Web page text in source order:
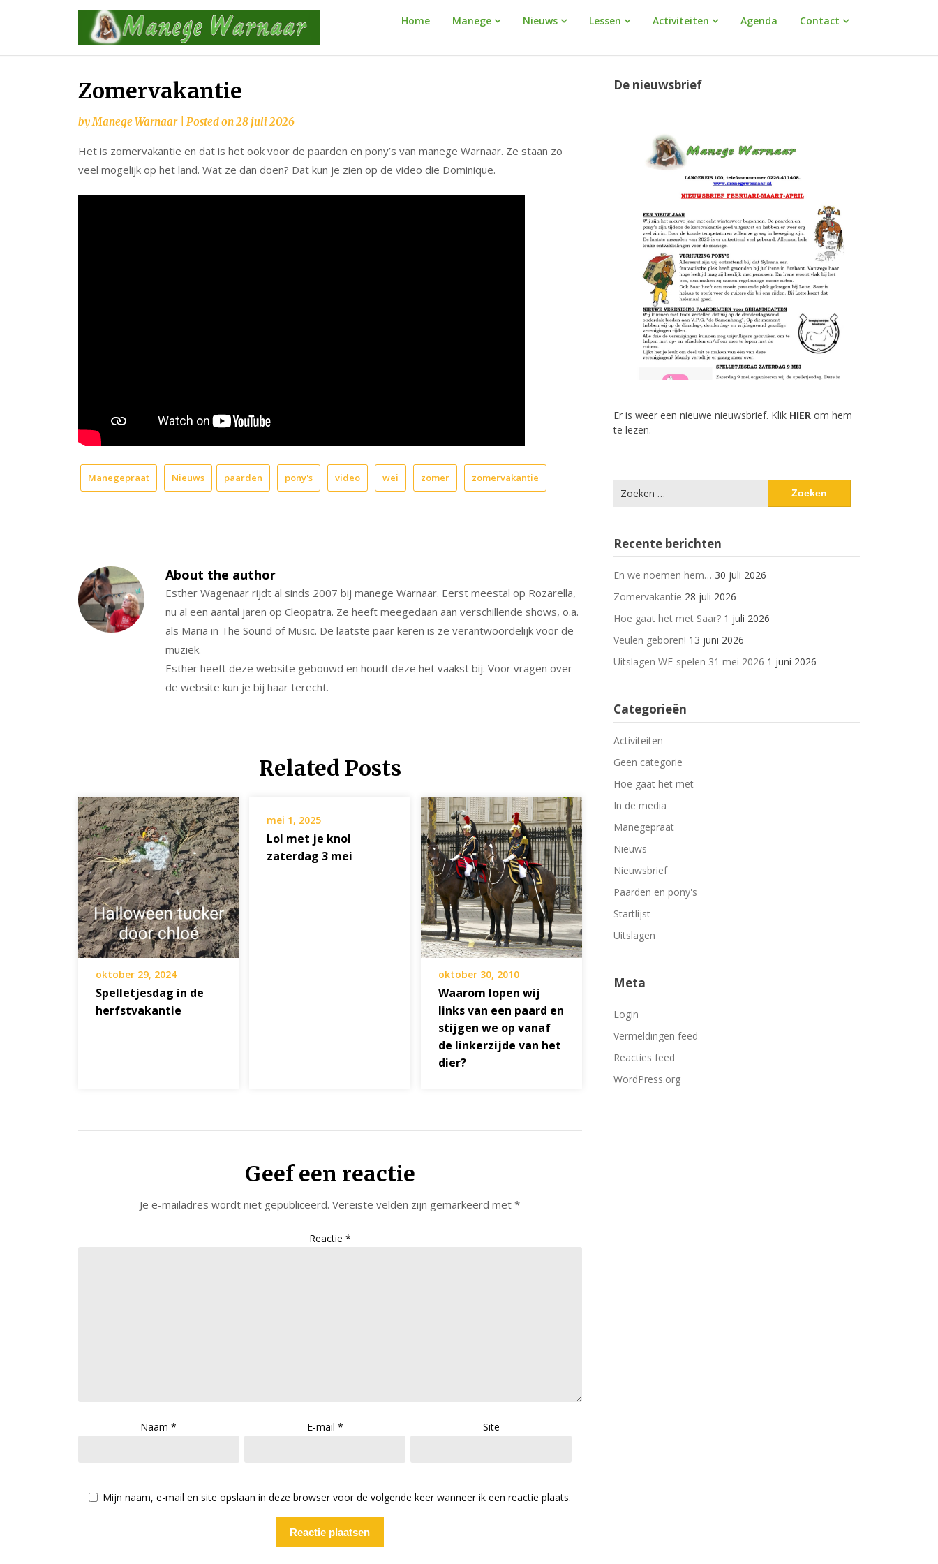
Home Manege Nieuws Lessen Activiteiten Agenda Contact
Zomervakantie
byManege Warnaar Posted on28 juli 2026
Het is zomervakantie en dat is het ook voor de paarden en pony’s van manege Warnaar. Ze staan zo
veel mogelijk op het land. Wat ze dan doen? Dat kun je zien op de video die Dominique.
Manegepraat Nieuws paarden pony's video wei zomer zomervakantie
About the author
Esther Wagenaar rijdt al sinds 2007 bij manege Warnaar. Eerst meestal op Rozarella,
nu al een aantal jaren op Cleopatra. Ze heeft meegedaan aan verschillende shows, o.a.
als Maria in The Sound of Music. De laatste paar keren is ze verantwoordelijk voor de
muziek.
Esther heeft deze website gebouwd en houdt deze het vaakst bij. Voor vragen over
de website kun je bij haar terecht.
Related Posts
oktober 29, 2024
Spelletjesdag in de
herfstvakantie
mei 1, 2025
Lol met je knol
zaterdag 3 mei
oktober 30, 2010
Waarom lopen wij
links van een paard en
stijgen we op vanaf
de linkerzijde van het
dier?
Geef een reactie
Je e-mailadres wordt niet gepubliceerd. Vereiste velden zijn gemarkeerd met*
Reactie *
Naam* E-mail * Site
Mijn naam, e-mail en site opslaan in deze browser voor de volgende keer wanneer ik een reactie plaats.
De nieuwsbrief
Er is weer een nieuwe nieuwsbrief. Klik HIER om hem
te lezen.
naar:
Recente berichten
En we noemen hem… 30 juli 2026
Zomervakantie 28 juli 2026
Hoe gaat het met Saar? 1 juli 2026
Veulen geboren! 13 juni 2026
Uitslagen WE-spelen 31 mei 2026 1 juni 2026
Categorieën
Activiteiten
Geen categorie
Hoe gaat het met
In de media
Manegepraat
Nieuws
Nieuwsbrief
Paarden en pony's
Startlijst
Uitslagen
Meta
Login
Vermeldingen feed
Reacties feed
WordPress.org